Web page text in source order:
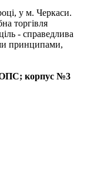
у м. Черкаси.
торгівля
- справедлива
принципами,
ОПС; корпус №3